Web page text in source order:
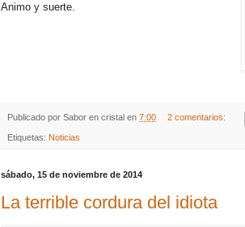
Animo y suerte.
Publicado por Sabor en cristal en 7:00 2 comentarios:
Etiquetas: Noticias
sábado, 15 de noviembre de 2014
La terrible cordura del idiota